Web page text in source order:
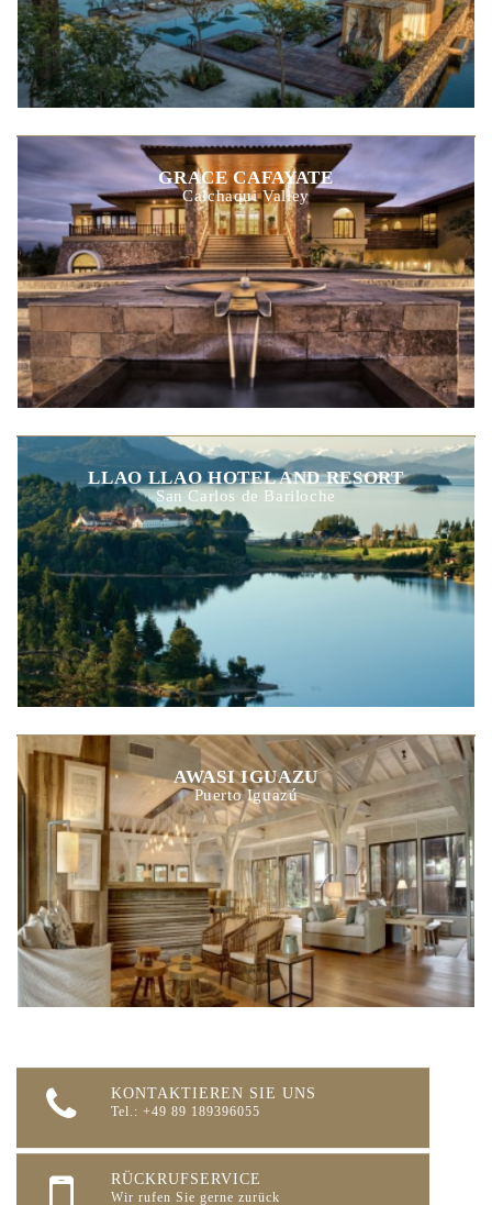
GRACE CAFAYATE
Calchaqui Valley
LLAO LLAO HOTEL AND RESORT
San Carlos de Bariloche
AWASI IGUAZU
Puerto Iguazú
KONTAKTIEREN SIE UNS
Tel.: +49 89 189396055
RÜCKRUFSERVICE
Wir rufen Sie gerne zurück